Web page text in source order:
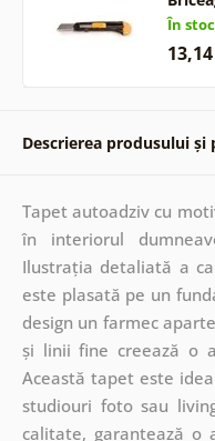
În stoc
Descrierea produsului și
Tapet autoadziv cu
în interiorul
Ilustrația detaliată a
este plasată pe un
design un farmec
și linii fine creează o
Această tapet este
studiouri foto sau
calitate, garantează o